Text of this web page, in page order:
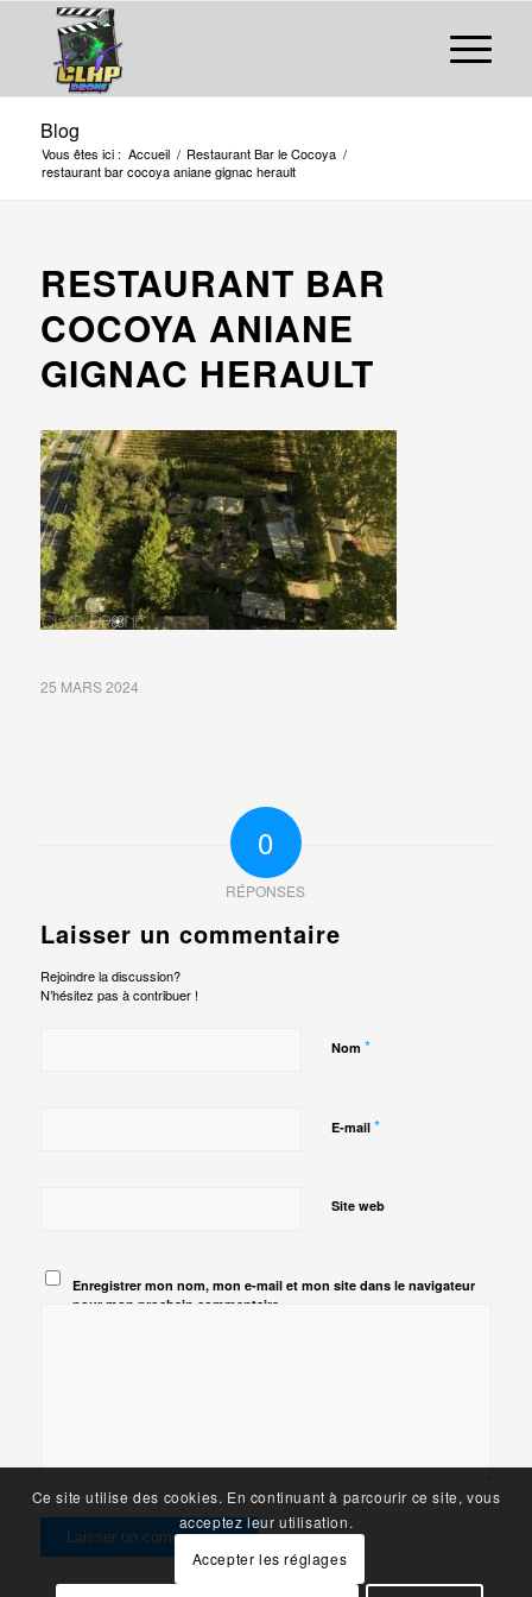
Blog
Vous êtes ici : Accueil / Restaurant Bar le Cocoya /
restaurant bar cocoya aniane gignac herault
RESTAURANT BAR
COCOYA ANIANE
GIGNAC HERAULT
25 MARS 2024
0
RÉPONSES
Laisser un commentaire
Rejoindre la discussion?
N’hésitez pas à contribuer !
Nom *
E-mail *
Site web
Enregistrer mon nom, mon e-mail et mon site dans le navigateur
pour mon prochain commentaire.
Ce site utilise des cookies. En continuant à parcourir ce site, vous
acceptez leur utilisation.
Accepter les réglages